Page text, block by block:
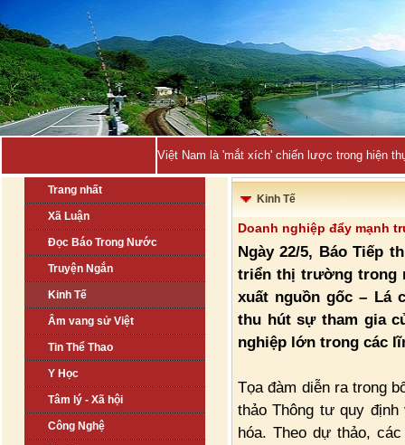
Việt Nam là 'mắt xích' chiến lược trong hiện
Trang nhất
Xã Luận
Đọc Báo Trong Nước
Truyện Ngắn
Kinh Tế
Âm vang sử Việt
Tin Thể Thao
Y Học
Tâm lý - Xã hội
Công Nghệ
Kinh Tế
Doanh nghiệp đẩy mạnh
Ngày 22/5, Báo Tiếp
triển thị trường trong
xuất nguồn gốc – Lá
thu hút sự tham gia
nghiệp lớn trong các
Tọa đàm diễn ra trong
thảo Thông tư quy
hóa. Theo dự thảo,